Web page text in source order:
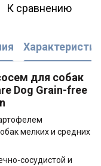
К сравнению
для собак
Dog Grain-free
мелких и средних
сосудистой и